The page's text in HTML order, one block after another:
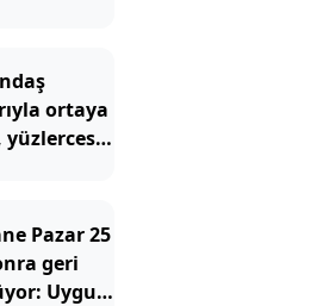
ortaya
yüzlercesi
Pazar 25
geri
Uygur